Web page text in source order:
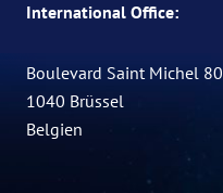
International Office:
Boulevard Saint Michel 80
1040 Brüssel
Belgien